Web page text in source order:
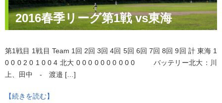
2016春季リーグ第1戦 vs東海
第1戦目 1戦目 Team 1回 2回 3回 4回 5回 6回 7回 8回 9回 計 東海 1
0 0 0 2 0 1 0 0 4 北大 0 0 0 0 0 0 0 0 0 0 バッテリー北大：川
上、田中 - 渡邉 […]
【続きを読む】